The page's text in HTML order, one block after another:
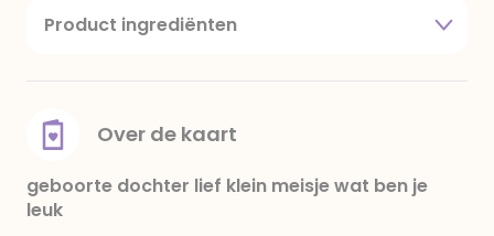
Product ingrediënten
amandelen,cacaomassa, emulgator (sojalecithine),
voedingszuur: citroenzuur E 330, verdikkingsmiddel
E415, water, bevochtigingsmiddel E422, emulgator:
E433, kleurstoffen: E102, E110, E122: kan de activiteit en
concentratie van kinderen negatief beïnvloeden,
Over de kaart
geboorte dochter lief klein meisje wat ben je
leuk